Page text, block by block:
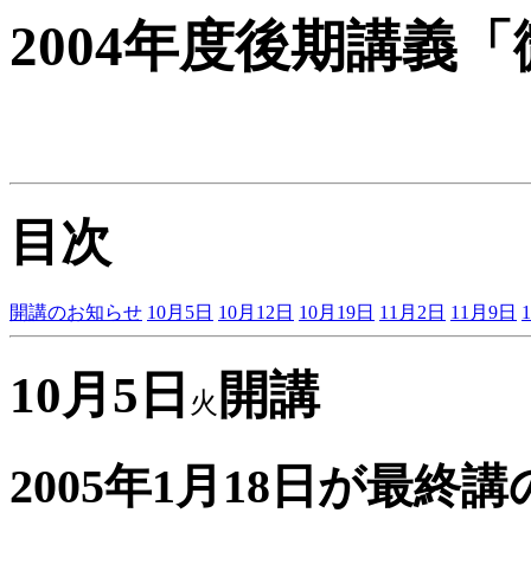
2004年度後期講義
目次
開講のお知らせ 10月5日 10月12日 10月19日 11月2日 11月9日
10月5日 火 開講
2005年1月18日が最終講